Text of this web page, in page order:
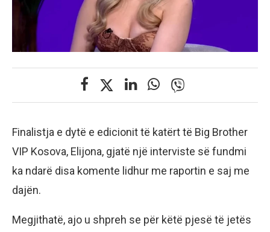
Finalistja e dytë e edicionit të katërt të Big Brother
VIP Kosova, Elijona, gjatë një interviste së fundmi
ka ndarë disa komente lidhur me raportin e saj me
dajën.
Megjithatë, ajo u shpreh se për këtë pjesë të jetës